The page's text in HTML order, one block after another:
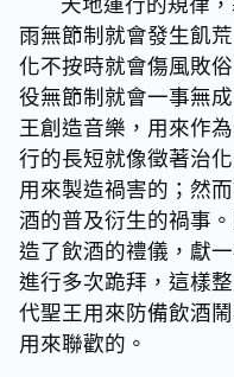
雨無節制就會發生飢
化不按時就會傷風敗
役無節制就會一事無
王創造音樂，用來作
行的長短就像徵著治
用來製造禍害的；然
酒的普及衍生的禍事
造了飲酒的禮儀，獻
進行多次跪拜，這樣
代聖王用來防備飲酒
用來聯歡的。